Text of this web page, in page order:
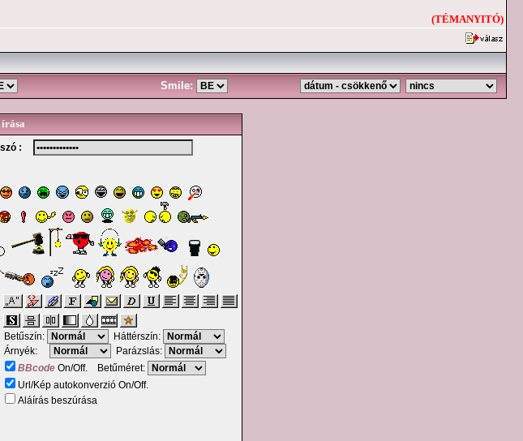
(TÉMANYITÓ)
Smile:
írása
:
Betűszín:
Háttérszín:
Árnyék:
Parázslás:
BBcodeOn/Off. Betűméret:
Url/Kép autokonverzió On/Off.
Aláírás beszúrása